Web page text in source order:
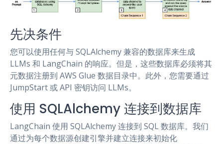
先决条件
您可以使用任何与 SQLAlchemy 兼容的数据库来生成
LLMs 和 LangChain 的响应。但是，这些数据库必须将其
元数据注册到 AWS Glue 数据目录中。此外，您需要通过
JumpStart 或 API 密钥访问 LLMs。
使用 SQLAlchemy 连接到数据库
LangChain 使用 SQLAlchemy 连接到 SQL 数据库。我们
通过为每个数据源创建引擎并建立连接来初始化